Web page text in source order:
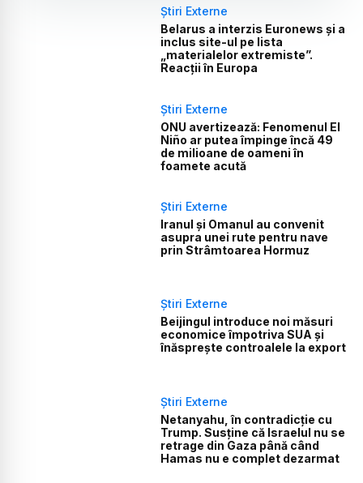
Știri Externe
Belarus a interzis Euronews și a
inclus site-ul pe lista
„materialelor extremiste”.
Reacții în Europa
Știri Externe
ONU avertizează: Fenomenul El
Niño ar putea împinge încă 49
de milioane de oameni în
foamete acută
Știri Externe
Iranul și Omanul au convenit
asupra unei rute pentru nave
prin Strâmtoarea Hormuz
Știri Externe
Beijingul introduce noi măsuri
economice împotriva SUA și
înăsprește controalele la export
Știri Externe
Netanyahu, în contradicție cu
Trump. Susține că Israelul nu se
retrage din Gaza până când
Hamas nu e complet dezarmat